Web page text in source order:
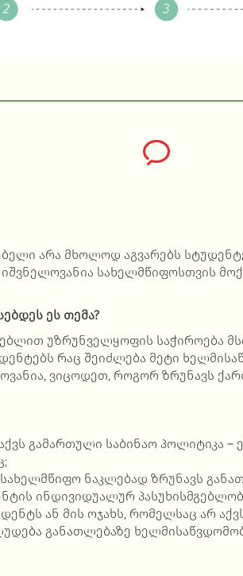
არა მხოლოდ აგვარებს
სახელმწიფოსთვის
ეს თემა?
უზრუნველყოფის საჭიროება
რაც შეიძლება მეტი
ვიცოდეთ, როგორ ზრუნავს
გამართული საბინაო პოლიტიკა –
ნაკლებად ზრუნავს
ინდივიდუალურ
ან მის ოჯახს, რომელსაც არ
განათლებაზე